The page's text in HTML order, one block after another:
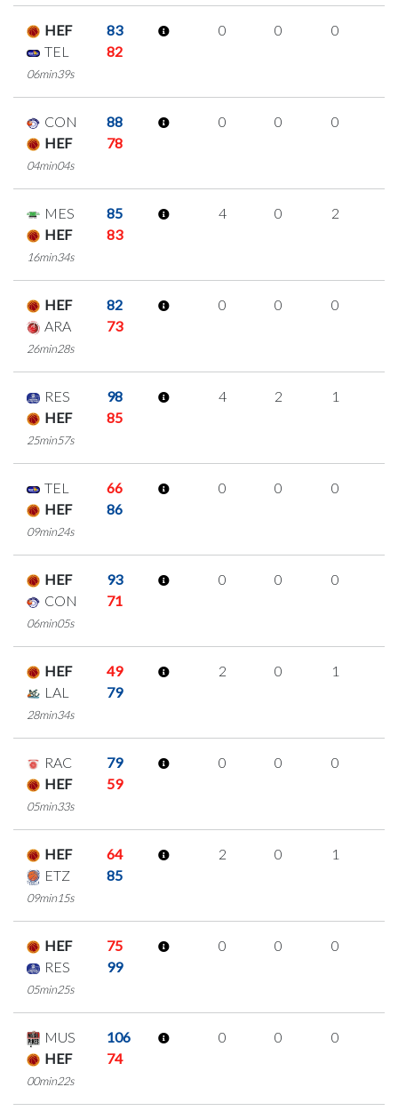
HEF
83
TEL
82
06min39s
0 0 0
CON
88
HEF
78
04min04s
0 0 0
MES
85
HEF
83
16min34s
4 0 2
HEF
82
ARA
73
26min28s
0 0 0
RES
98
HEF
85
25min57s
4 2 1
TEL
66
HEF
86
09min24s
0 0 0
HEF
93
CON
71
06min05s
0 0 0
HEF
49
LAL
79
28min34s
2 0 1
RAC
79
HEF
59
05min33s
0 0 0
HEF
64
ETZ
85
09min15s
2 0 1
HEF
75
RES
99
05min25s
0 0 0
MUS
106
HEF
74
00min22s
0 0 0